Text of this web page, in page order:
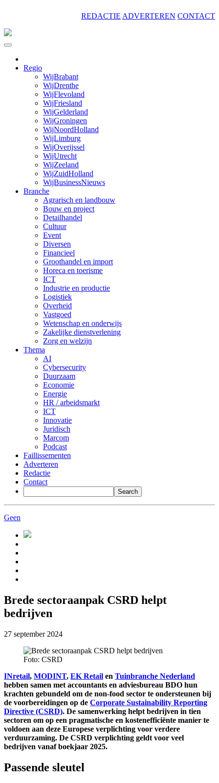
REDACTIE ADVERTEREN CONTACT
Regio
WijBrabant
WijDrenthe
WijFlevoland
WijFriesland
WijGelderland
WijGroningen
WijNoordHolland
WijLimburg
WijOverijssel
WijUtrecht
WijZeeland
WijZuidHolland
WijBusinessNieuws
Branche
Agrarisch en landbouw
Bouw en project
Detailhandel
Cultuur
Event
Diversen
Financieel
Groothandel en import
Horeca en toerisme
ICT
Industrie en productie
Logistiek
Overheid
Vastgoed
Wetenschap en onderwijs
Zakelijke dienstverlening
Zorg en welzijn
Thema
AI
Cybersecurity
Duurzaam
Economie
Energie
HR / arbeidsmarkt
ICT
Innovatie
Juridisch
Marcom
Podcast
Faillissementen
Adverteren
Redactie
Contact
Geen
Brede sectoraanpak CSRD helpt
bedrijven
27 september 2024
Foto: CSRD
INretail, MODINT, EK Retail en Tuinbranche Nederland
hebben samen met accountants en adviesbureau BDO hun
krachten gebundeld om de non-food sector te ondersteunen bij
de voorbereidingen op de Corporate Sustainability Reporting
Directive (CSRD). De samenwerking helpt bedrijven in tien
sectoren om op een pragmatische en kostenefficiënte manier te
voldoen aan deze Europese verplichting voor verdere
verduurzaming. De CSRD verplichting geldt voor veel
bedrijven vanaf boekjaar 2025.
Passende sleutel